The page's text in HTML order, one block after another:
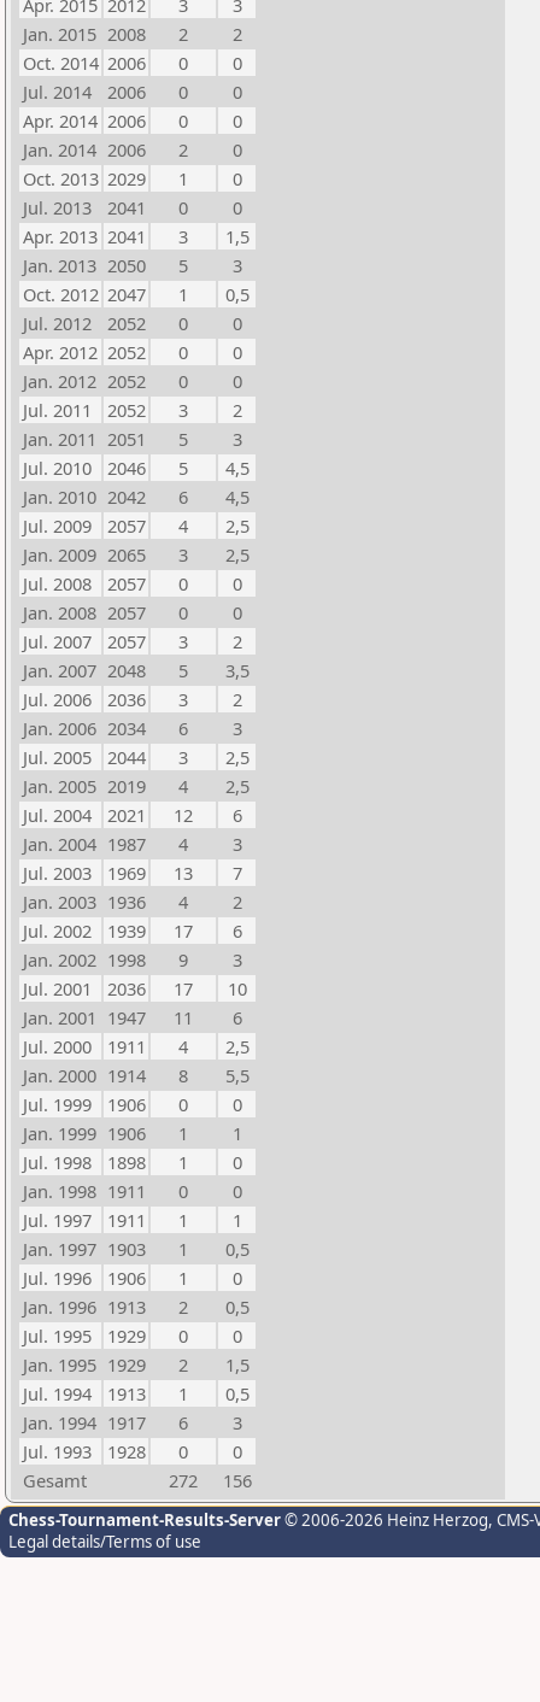
Apr. 2015 2012 3
3
Jan. 2015 2008 2
2
Oct. 2014 2006 0
0
Jul. 2014
2006 0
0
Apr. 2014 2006 0
0
Jan. 2014 2006 2
0
Oct. 2013 2029 1
0
Jul. 2013
2041 0
0
Apr. 2013 2041 3
1,5
Jan. 2013 2050 5
3
Oct. 2012 2047 1
0,5
Jul. 2012
2052 0
0
Apr. 2012 2052 0
0
Jan. 2012 2052 0
0
Jul. 2011
2052 3
2
Jan. 2011 2051 5
3
Jul. 2010
2046 5
4,5
Jan. 2010 2042 6
4,5
Jul. 2009
2057 4
2,5
Jan. 2009 2065 3
2,5
Jul. 2008
2057 0
0
Jan. 2008 2057 0
0
Jul. 2007
2057 3
2
Jan. 2007 2048 5
3,5
Jul. 2006
2036 3
2
Jan. 2006 2034 6
3
Jul. 2005
2044 3
2,5
Jan. 2005 2019 4
2,5
Jul. 2004
2021 12
6
Jan. 2004 1987 4
3
Jul. 2003
1969 13
7
Jan. 2003 1936 4
2
Jul. 2002
1939 17
6
Jan. 2002 1998 9
3
Jul. 2001
2036 17
10
Jan. 2001 1947 11
6
Jul. 2000
1911 4
2,5
Jan. 2000 1914 8
5,5
Jul. 1999
1906 0
0
Jan. 1999 1906 1
1
Jul. 1998
1898 1
0
Jan. 1998 1911 0
0
Jul. 1997
1911 1
1
Jan. 1997 1903 1
0,5
Jul. 1996
1906 1
0
Jan. 1996 1913 2
0,5
Jul. 1995
1929 0
0
Jan. 1995 1929 2
1,5
Jul. 1994
1913 1
0,5
Jan. 1994 1917 6
3
Jul. 1993
1928 0
0
Gesamt
272 156
Chess-Tournament-Results-Server© 2006-2026 Heinz Herzog,
Legal details/Terms of use